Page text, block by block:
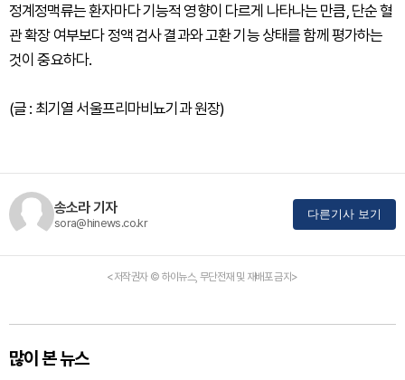
정계정맥류는 환자마다 기능적 영향이 다르게 나타나는 만큼, 단순 혈
관 확장 여부보다 정액 검사 결과와 고환 기능 상태를 함께 평가하는
것이 중요하다.
(글 : 최기열 서울프리마비뇨기과 원장)
송소라 기자
sora@hinews.co.kr
다른기사 보기
<저작권자 © 하이뉴스, 무단전재 및 재배포 금지>
많이 본 뉴스